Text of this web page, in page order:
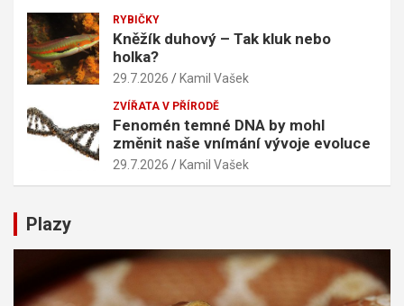
RYBIČKY
Kněžík duhový – Tak kluk nebo
holka?
29.7.2026 Kamil Vašek
ZVÍŘATA V PŘÍRODĚ
Fenomén temné DNA by mohl
změnit naše vnímání vývoje evoluce
29.7.2026 Kamil Vašek
Plazy